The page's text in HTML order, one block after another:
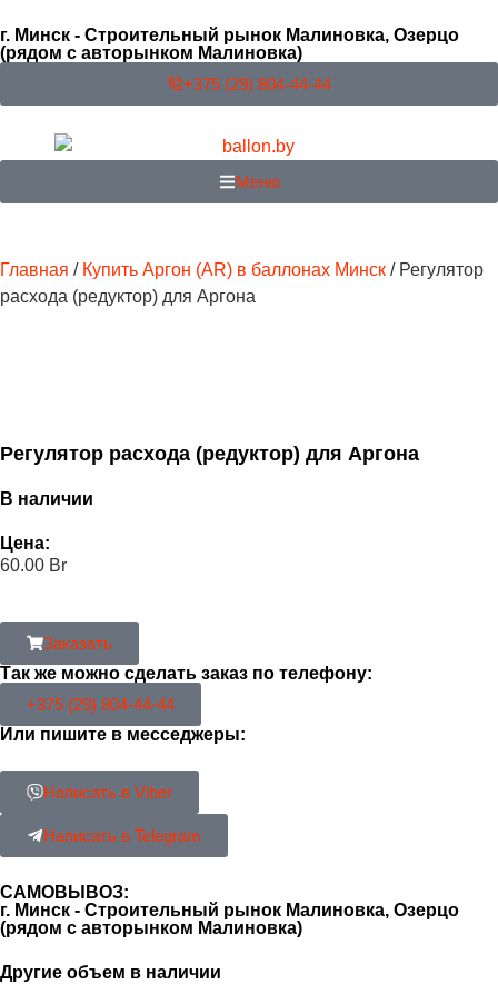
г. Минск - Строительный рынок Малиновка, Озерцо
(рядом с авторынком Малиновка)
+375 (29) 804-44-44
Меню
Главная / Купить Аргон (AR) в баллонах Минск / Регулятор
расхода (редуктор) для Аргона
Регулятор расхода (редуктор) для Аргона
В наличии
Цена:
60.00 Br
Заказать
Так же можно сделать заказ по телефону:
+375 (29) 804-44-44
Или пишите в месседжеры:
Написать в Viber
Написать в Telegram
САМОВЫВОЗ:
г. Минск - Строительный рынок Малиновка, Озерцо
(рядом с авторынком Малиновка)
Другие объем в наличии